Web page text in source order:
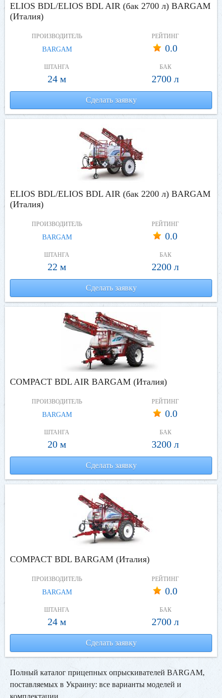
ELIOS BDL/ELIOS BDL AIR (бак 2700 л) BARGAM
(Италия)
ПРОИЗВОДИТЕЛЬ
BARGAM
РЕЙТИНГ
0.0
ШТАНГА
24 м
БАК
2700 л
Сделать заявку
ELIOS BDL/ELIOS BDL AIR (бак 2200 л) BARGAM
(Италия)
ПРОИЗВОДИТЕЛЬ
BARGAM
РЕЙТИНГ
0.0
ШТАНГА
22 м
БАК
2200 л
Сделать заявку
COMPACT BDL AIR BARGAM (Италия)
ПРОИЗВОДИТЕЛЬ
BARGAM
РЕЙТИНГ
0.0
ШТАНГА
20 м
БАК
3200 л
Сделать заявку
COMPACT BDL BARGAM (Италия)
ПРОИЗВОДИТЕЛЬ
BARGAM
РЕЙТИНГ
0.0
ШТАНГА
24 м
БАК
2700 л
Сделать заявку
Полный каталог прицепных опрыскивателей BARGAM,
поставляемых в Украину: все варианты моделей и
комплектации.